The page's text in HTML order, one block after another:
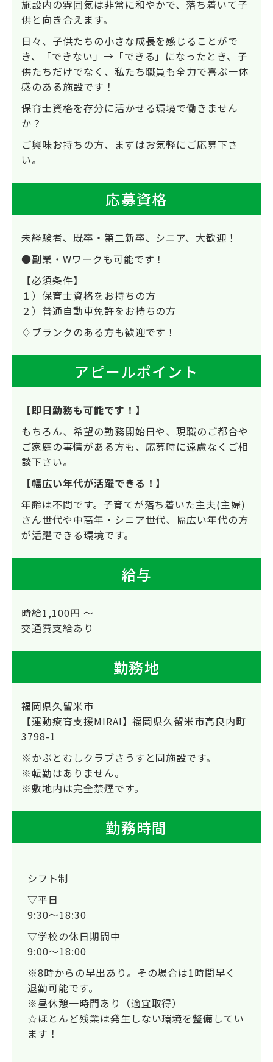
施設内の雰囲気は非常に和やかで、落ち着いて子
供と向き合えます。
日々、子供たちの小さな成長を感じることがで
き、「できない」→「できる」になったとき、子
供たちだけでなく、私たち職員も全力で喜ぶ一体
感のある施設です！
保育士資格を存分に活かせる環境で働きません
か？
ご興味お持ちの方、まずはお気軽にご応募下さ
い。
応募資格
未経験者、既卒・第二新卒、シニア、大歓迎！
●副業・Wワークも可能です！
【必須条件】
１）保育士資格をお持ちの方
２）普通自動車免許をお持ちの方
♢ブランクのある方も歓迎です！
アピールポイント
【即日勤務も可能です！】
もちろん、希望の勤務開始日や、現職のご都合や
ご家庭の事情がある方も、応募時に遠慮なくご相
談下さい。
【幅広い年代が活躍できる！】
年齢は不問です。子育てが落ち着いた主夫(主婦)
さん世代や中高年・シニア世代、幅広い年代の方
が活躍できる環境です。
給与
時給1,100円 ～
交通費支給あり
勤務地
福岡県久留米市
【運動療育支援MIRAI】福岡県久留米市高良内町
3798-1
※かぶとむしクラブさうすと同施設です。
※転勤はありません。
※敷地内は完全禁煙です。
勤務時間
シフト制
▽平日
9:30～18:30
▽学校の休日期間中
9:00～18:00
※8時からの早出あり。その場合は1時間早く
退勤可能です。
※昼休憩一時間あり（適宜取得）
☆ほとんど残業は発生しない環境を整備してい
ます！